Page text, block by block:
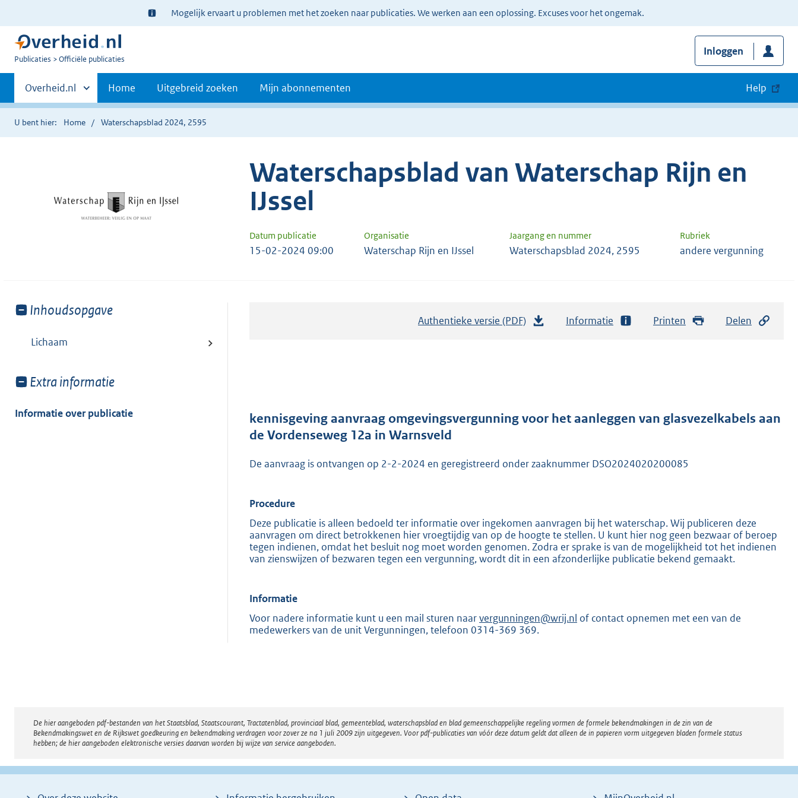
Ter
informatie:
Mogelijk ervaart u problemen met het zoeken naar publicaties. We werken aan een oplossing. Excuses voor het ongemak.
U
Publicaties Officiële publicaties
Inloggen
Primaire
navigatie
Andere
sites
binnen
Overheid.nl Home Uitgebreid zoeken Mijn abonnementen Help
U bent hier: Home Waterschapsblad 2024, 2595
Waterschapsblad van Waterschap Rijn en
IJssel
Datum publicatie Organisatie Jaargang en nummer Rubriek
15-02-2024 09:00 Waterschap Rijn en IJssel Waterschapsblad 2024, 2595 andere vergunning
Toon
van:
Inhoudsopgave
Lichaam
Toon
van:
Extra informatie
Informatie over publicatie
Authentieke versie (PDF)
d
r
t
e
:
K
Informatie Printen Delen
kennisgeving aanvraag omgevingsvergunning voor het aanleggen van glasvezelkabels aan
de Vordenseweg 12a in Warnsveld
De aanvraag is ontvangen op 2-2-2024 en geregistreerd onder zaaknummer DSO2024020200085
Procedure
Deze publicatie is alleen bedoeld ter informatie over ingekomen aanvragen bij het waterschap. Wij publiceren deze
aanvragen om direct betrokkenen hier vroegtijdig van op de hoogte te stellen. U kunt hier nog geen bezwaar of beroep
tegen indienen, omdat het besluit nog moet worden genomen. Zodra er sprake is van de mogelijkheid tot het indienen
van zienswijzen of bezwaren tegen een vergunning, wordt dit in een afzonderlijke publicatie bekend gemaakt.
Informatie
Voor nadere informatie kunt u een mail sturen naarvergunningen@wrij.nl of contact opnemen met een van de
medewerkers van de unit Vergunningen, telefoon 0314-369 369.
Disclaimer
De hier aangeboden pdf-bestanden van het Staatsblad, Staatscourant, Tractatenblad, provinciaal blad, gemeenteblad, waterschapsblad en blad gemeenschappelijke regeling vormen de formele bekendmakingen in de zin van de
Bekendmakingswet en de Rijkswet goedkeuring en bekendmaking verdragen voor zover ze na 1 juli 2009 zijn uitgegeven. Voor pdf-publicaties van vóór deze datum geldt dat alleen de in papieren vorm uitgegeven bladen formele status
hebben; de hier aangeboden elektronische versies daarvan worden bij wijze van service aangeboden.